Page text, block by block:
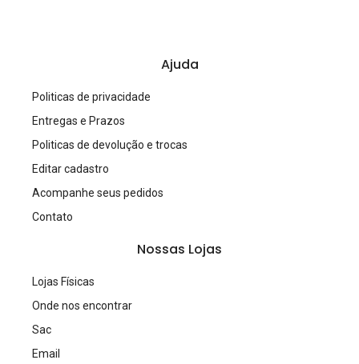
Ajuda
Politicas de privacidade
Entregas e Prazos
Politicas de devolução e trocas
Editar cadastro
Acompanhe seus pedidos
Contato
Nossas Lojas
Lojas Físicas
Onde nos encontrar
Sac
Email